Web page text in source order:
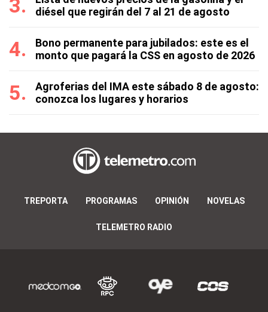
diésel que regirán del 7 al 21 de agosto
Bono permanente para jubilados: este es el
monto que pagará la CSS en agosto de 2026
Agroferias del IMA este sábado 8 de agosto:
conozca los lugares y horarios
TREPORTA PROGRAMAS OPINIÓN NOVELAS
TELEMETRO RADIO